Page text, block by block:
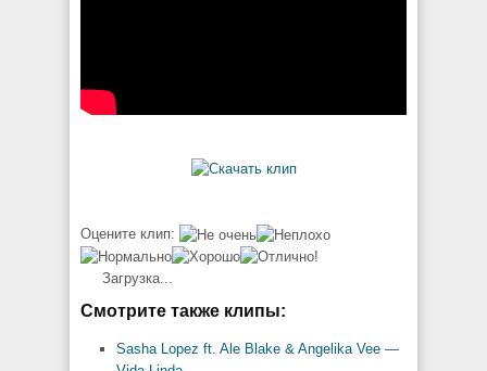
Оцените клип:
Загрузка...
Смотрите также клипы:
Sasha Lopez ft. Ale Blake & Angelika Vee —